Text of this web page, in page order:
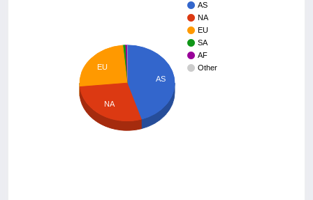
AS
NA
EU
SA
AF
Other
AS
EU
NA